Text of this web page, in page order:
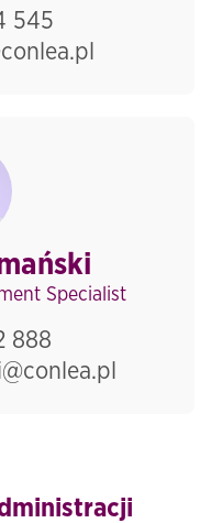
545
Specialist
888